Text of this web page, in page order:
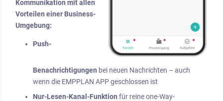
Kommunikation mit allen
Vorteilen einer Business-
Umgebung:
Push-
Benachrichtigungen bei neuen Nachrichten – auch
wenn die EMPPLAN APP geschlossen ist
Nur-Lesen-Kanal-Funktion für reine one-Way-